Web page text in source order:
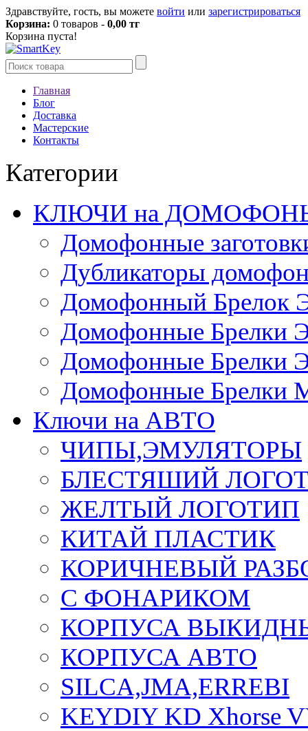
Здравствуйте, гость, вы можете войти или зарегистрироваться
Корзина: 0 товаров - 0,00 тг
Корзина пуста!
Главная
Блог
Доставка
Мастерские
Контакты
Категории
КЛЮЧИ на
Домофонные
Дубликаторы
Домофонный Брелок
Домофонные Брелки
Домофонные Брелки
Домофонные Брелки
Ключи на АВТО
ЧИПЫ,ЭМУЛЯТОРЫ
БЛЕСТЯШИЙ
ЖЕЛТЫЙ ЛОГОТИП
КИТАЙ ПЛАСТИК
КОРИЧНЕВЫЙ
С ФОНАРИКОМ
КОРПУСА
КОРПУСА АВТО
SILCA,JMA,ERREBI
KEYDIY KD Xhorse